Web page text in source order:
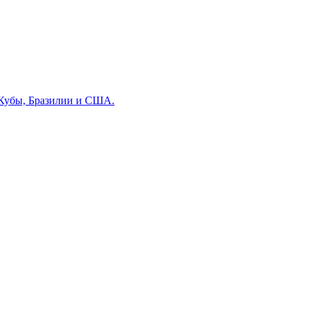
Кубы, Бразилии и США.